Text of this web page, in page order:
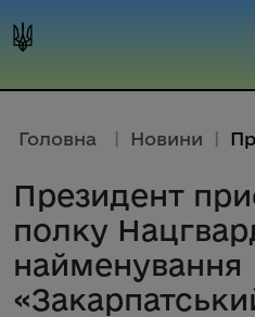
Головна | Новини |
Президент
полку
найменування